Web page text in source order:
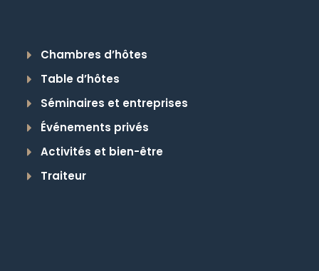
Chambres d’hôtes
Table d’hôtes
Séminaires et entreprises
Événements privés
Activités et bien-être
Traiteur